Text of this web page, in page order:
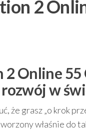
2
Online 55
w
że grasz „o krok
właśnie do